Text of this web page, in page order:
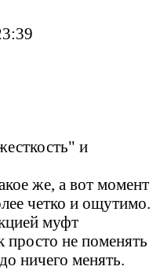
и
же, а вот момент
четко и ощутимо.
муфт
просто не поменять
ничего менять.